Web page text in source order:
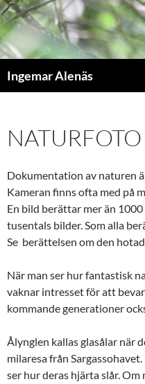
Hoppa
till
innehåll
Ingemar Alenäs
NATURFOTO
Dokumentation av naturen
Kameran finns ofta med på
En bild berättar mer än
tusentals bilder. Som alla
Se berättelsen om den
När man ser hur fantastisk
vaknar intresset för att
kommande generationer
Ålynglen kallas glasålar när
milaresa från
ser hur deras hjärta slår.